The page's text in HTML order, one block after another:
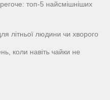
топ-5 найсмішніших
літньої людини чи хворого
коли навіть чайки не